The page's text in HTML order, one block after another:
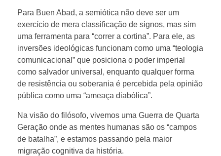
Para Buen Abad, a semiótica não deve ser um
exercício de mera classificação de signos, mas sim
uma ferramenta para “correr a cortina”. Para ele, as
inversões ideológicas funcionam como uma “teologia
comunicacional” que posiciona o poder imperial
como salvador universal, enquanto qualquer forma
de resistência ou soberania é percebida pela opinião
pública como uma “ameaça diabólica”.
Na visão do filósofo, vivemos uma Guerra de Quarta
Geração onde as mentes humanas são os “campos
de batalha”, e estamos passando pela maior
migração cognitiva da história.